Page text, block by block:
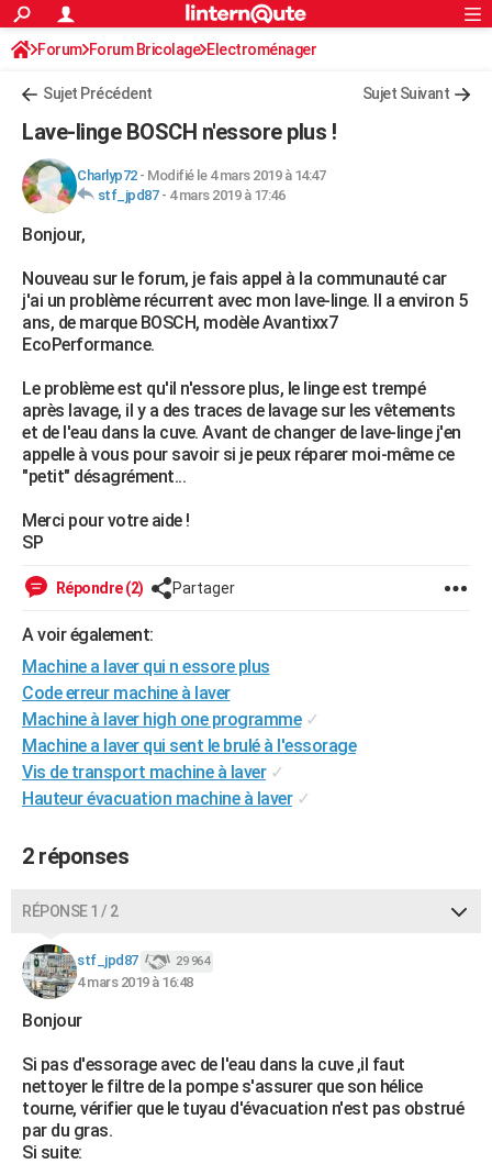
ACTUALITÉS
Politique
Société
Faits Divers
Education
Monde
Villes
+
FINANCE
Retraite
Impôts
Epargne
Immobilier
Risques naturels par ville
Banque
Assurance
Crédit
AUTO
Essais
Réserver un essai
Citadines
Berlines
SUV
Forum auto
+HIGH-TECH
Mobiles
Meilleur smartphone
Internet
Ordinateurs
Jeux vidéo
Guide high-tech
+BRICOLAGE
Forum
Aménagement intérieur
Extérieur
Cuisine
Salle de bains
Jardinage
Rangement
WEEK-END
Guides de France
Escapades
Patrimoine
Expositions
Musées
Week-end nature
+LIFESTYLE
Art de vivre
Bien-être
Loisirs
ModeModes de vie
SANTE
Alimentation
Guide de la santé
Maladies
Médicaments
Sommeil
VOYAGE
Destinations
City break
Voyage nature
Voyage de noces
Forum
Climat
+PHOTO
Carte de Noël
Carte Bonne année
Carte Saint-Valentin
Carte Pâques
Carte d'anniversaire
DICTIONNAIRE
Dictionnaire
Biographies
Citations
Expressions
Proverbes
PROGRAMME TV
COPAINS D'AVANT
Bricolage
Lifestyle
Culture
Sport
Auto
Television
Voyage
Cinema
S'inscrire
Connexion
Forum Forum Bricolage Electroménager
Sujet Précédent Sujet Suivant
Lave-linge BOSCH n'essore plus !
Charlyp72- Modifié le 4 mars 2019 à 14:47
stf_jpd87- 4 mars 2019 à 17:46
Bonjour,
Nouveau sur le forum, je fais appel à la communauté car
j'ai un problème récurrent avec mon lave-linge. Il a environ 5
ans, de marque BOSCH, modèle Avantixx7
EcoPerformance.
Le problème est qu'il n'essore plus, le linge est trempé
après lavage, il y a des traces de lavage sur les vêtements
et de l'eau dans la cuve. Avant de changer de lave-linge j'en
appelle à vous pour savoir si je peux réparer moi-même ce
"petit" désagrément...
Merci pour votre aide !
SP
Répondre (2) Partager
A voir également:
Machine a laver qui n essore plus
Code erreur machine à laver
Machine à laver high one programme ✓
Machine a laver qui sent le brulé à l'essorage
Vis de transport machine à laver ✓
Hauteur évacuation machine à laver ✓
2 réponses
RÉPONSE 1 / 2
stf_jpd87 29 964
4 mars 2019 à 16:48
Bonjour
Si pas d'essorage avec de l'eau dans la cuve ,il faut
nettoyer le filtre de la pompe s'assurer que son hélice
tourne, vérifier que le tuyau d'évacuation n'est pas obstrué
par du gras.
Si suite: